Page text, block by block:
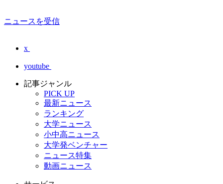
ニュースを受信
x
youtube
記事ジャンル
PICK UP
最新ニュース
ランキング
大学ニュース
小中高ニュース
大学発ベンチャー
ニュース特集
動画ニュース